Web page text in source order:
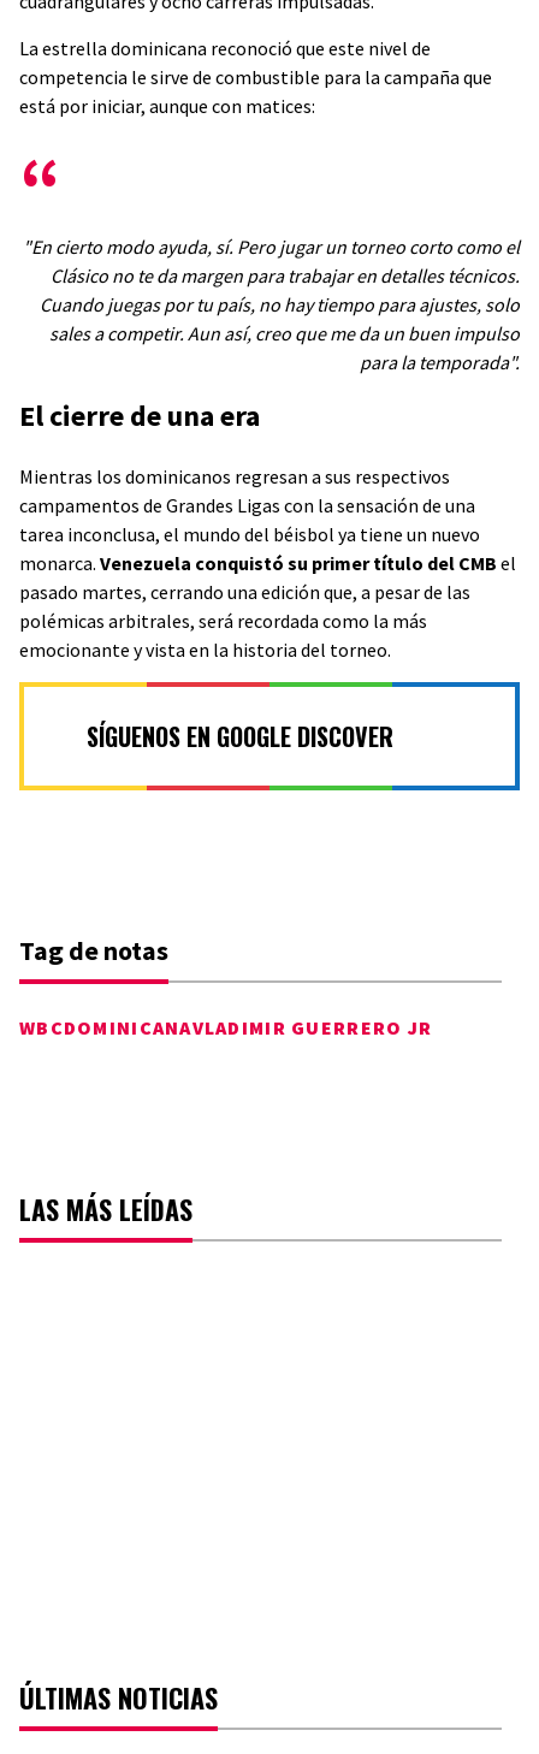
La estrella dominicana reconoció que este nivel de
competencia le sirve de combustible para la campaña que
está por iniciar, aunque con matices:
"En cierto modo ayuda, sí. Pero jugar un torneo corto como el
Clásico no te da margen para trabajar en detalles técnicos.
Cuando juegas por tu país, no hay tiempo para ajustes, solo
sales a competir. Aun así, creo que me da un buen impulso
para la temporada".
El cierre de una era
Mientras los dominicanos regresan a sus respectivos
campamentos de Grandes Ligas con la sensación de una
tarea inconclusa, el mundo del béisbol ya tiene un nuevo
monarca. Venezuela conquistó su primer título del CMB el
pasado martes, cerrando una edición que, a pesar de las
polémicas arbitrales, será recordada como la más
emocionante y vista en la historia del torneo.
SÍGUENOS EN GOOGLE DISCOVER
Tag de notas
WBCDOMINICANAVLADIMIR GUERRERO JR
LAS MÁS LEÍDAS
ÚLTIMAS NOTICIAS